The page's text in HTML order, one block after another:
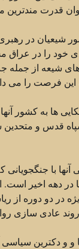
قدرت
شیعیان در
را در عراق
شیعه از جمله
فرصت را می
ها به کشور
قدس و متحدین
با
در دهه اخیر
در دو دوره
روند عادی سازی
و و دکترین